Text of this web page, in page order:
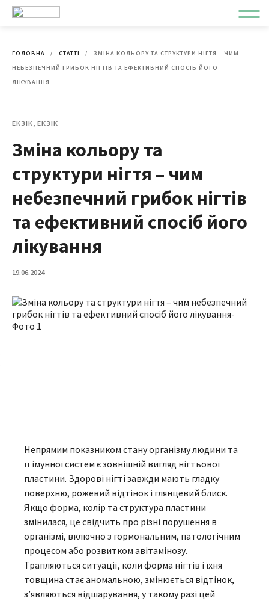
ГОЛОВНА СТАТТІ
ЗМІНА КОЛЬОРУ ТА СТРУКТУРИ НІГТЯ – ЧИМ
НЕБЕЗПЕЧНИЙ ГРИБОК НІГТІВ ТА ЕФЕКТИВНИЙ СПОСІБ ЙОГО
ЛІКУВАННЯ
ЕКЗІК, ЕКЗІК
Зміна кольору та
структури нігтя – чим
небезпечний грибок нігтів
та ефективний спосіб його
лікування
19.06.2024
Непрямим показником стану організму людини та
її імунної систем є зовнішній вигляд нігтьової
пластини. Здорові нігті завжди мають гладку
поверхню, рожевий відтінок і глянцевий блиск.
Якщо форма, колір та структура пластини
змінилася, це свідчить про різні порушення в
організмі, включно з гормональним, патологічним
процесом або розвитком авітамінозу.
Трапляються ситуації, коли форма нігтів і їхня
товщина стає аномальною, змінюється відтінок,
з’являються відшарування, у такому разі цей